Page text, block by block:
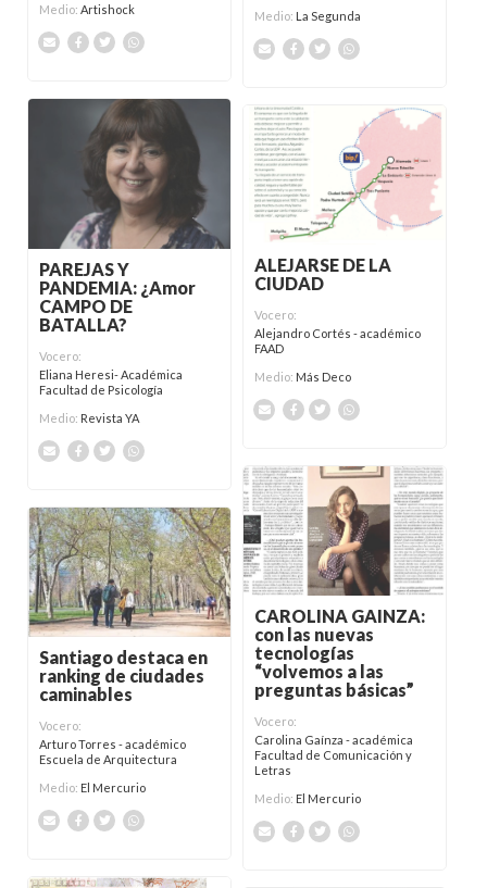
Medio: Artishock
Medio: La Segunda
PAREJAS Y
PANDEMIA: ¿Amor
CAMPO DE
BATALLA?
Vocero:
Eliana Heresi- Académica
Facultad de Psicología
Medio: Revista YA
ALEJARSE DE LA
CIUDAD
Vocero:
Alejandro Cortés - académico
FAAD
Medio: Más Deco
CAROLINA GAINZA:
con las nuevas
tecnologías
“volvemos a las
preguntas básicas”
Vocero:
Carolina Gaínza - académica
Facultad de Comunicación y
Letras
Medio: El Mercurio
Santiago destaca en
ranking de ciudades
caminables
Vocero:
Arturo Torres - académico
Escuela de Arquitectura
Medio: El Mercurio